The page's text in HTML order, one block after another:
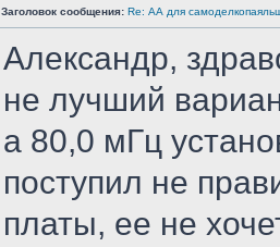
Заголовок сообщения: Re: АА для
Александр,
не лучший
а 80,0 мГц
поступил не
платы, ее не